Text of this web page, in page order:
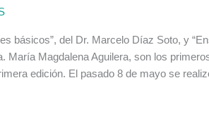
básicos”, del Dr. Marcelo Díaz Soto, y
María Magdalena Aguilera, son los
edición. El pasado 8 de mayo se